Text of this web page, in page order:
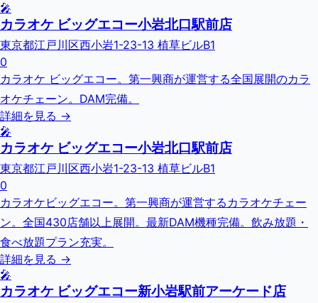
🎤
カラオケ ビッグエコー小岩北口駅前店
東京都江戸川区西小岩1-23-13 植草ビルB1
0
カラオケ ビッグエコー。第一興商が運営する全国展開のカラ
オケチェーン。DAM完備。
詳細を見る →
🎤
カラオケ ビッグエコー小岩北口駅前店
東京都江戸川区西小岩1-23-13 植草ビルB1
0
カラオケビッグエコー。第一興商が運営するカラオケチェー
ン。全国430店舗以上展開。最新DAM機種完備。飲み放題・
食べ放題プラン充実。
詳細を見る →
🎤
カラオケ ビッグエコー新小岩駅前アーケード店